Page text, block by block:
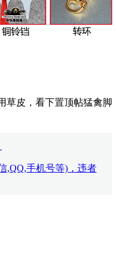
草皮，看下置顶帖猛禽脚
,QQ,手机号等)，违者